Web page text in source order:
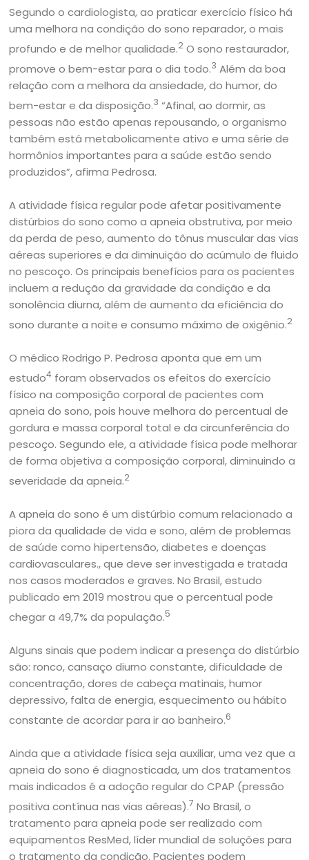
Segundo o cardiologista, ao praticar exercício físico há
uma melhora na condição do sono reparador, o mais
profundo e de melhor qualidade.2 O sono restaurador,
promove o bem-estar para o dia todo.3 Além da boa
relação com a melhora da ansiedade, do humor, do
bem-estar e da disposição.3 “Afinal, ao dormir, as
pessoas não estão apenas repousando, o organismo
também está metabolicamente ativo e uma série de
hormônios importantes para a saúde estão sendo
produzidos”, afirma Pedrosa.
A atividade física regular pode afetar positivamente
distúrbios do sono como a apneia obstrutiva, por meio
da perda de peso, aumento do tônus muscular das vias
aéreas superiores e da diminuição do acúmulo de fluido
no pescoço. Os principais benefícios para os pacientes
incluem a redução da gravidade da condição e da
sonolência diurna, além de aumento da eficiência do
sono durante a noite e consumo máximo de oxigênio.2
O médico Rodrigo P. Pedrosa aponta que em um
estudo4 foram observados os efeitos do exercício
físico na composição corporal de pacientes com
apneia do sono, pois houve melhora do percentual de
gordura e massa corporal total e da circunferência do
pescoço. Segundo ele, a atividade física pode melhorar
de forma objetiva a composição corporal, diminuindo a
severidade da apneia.2
A apneia do sono é um distúrbio comum relacionado a
piora da qualidade de vida e sono, além de problemas
de saúde como hipertensão, diabetes e doenças
cardiovasculares., que deve ser investigada e tratada
nos casos moderados e graves. No Brasil, estudo
publicado em 2019 mostrou que o percentual pode
chegar a 49,7% da população.5
Alguns sinais que podem indicar a presença do distúrbio
são: ronco, cansaço diurno constante, dificuldade de
concentração, dores de cabeça matinais, humor
depressivo, falta de energia, esquecimento ou hábito
constante de acordar para ir ao banheiro.6
Ainda que a atividade física seja auxiliar, uma vez que a
apneia do sono é diagnosticada, um dos tratamentos
mais indicados é a adoção regular do CPAP (pressão
positiva contínua nas vias aéreas).7 No Brasil, o
tratamento para apneia pode ser realizado com
equipamentos ResMed, líder mundial de soluções para
o tratamento da condição. Pacientes podem